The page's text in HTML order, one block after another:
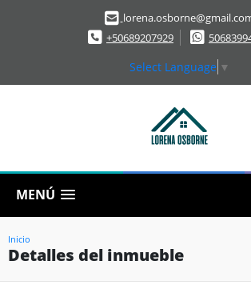
+50689207929
Select Language ▼
MENÚ
Inicio
Detalles del inmueble